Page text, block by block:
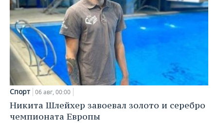
Спорт 06 авг, 00:00
Никита Шлейхер завоевал золото и серебро
чемпионата Европы